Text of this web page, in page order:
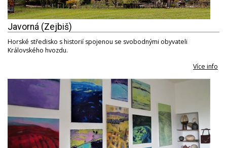
Javorná (Zejbiš)
Horské středisko s historií spojenou se svobodnými obyvateli
Královského hvozdu.
Více info